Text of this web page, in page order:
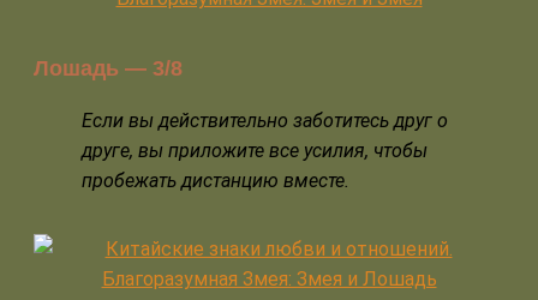
Лошадь — 3/8
Если вы действительно заботитесь друг о
друге, вы приложите все усилия, чтобы
пробежать дистанцию вместе.